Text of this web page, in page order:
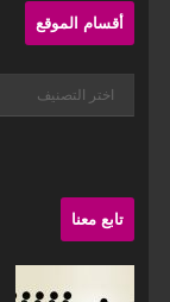
Sidebarأقسام الموقع
أقسام
تابع معنا